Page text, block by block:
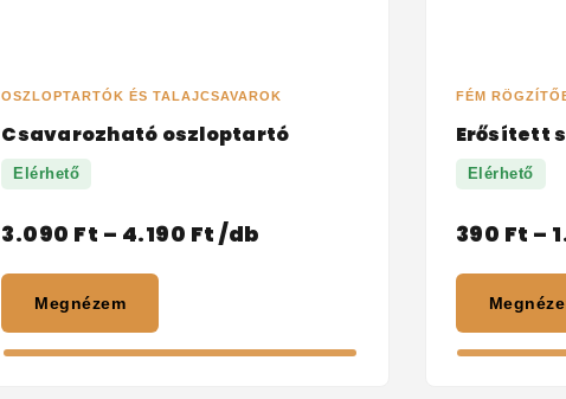
OSZLOPTARTÓK ÉS TALAJCSAVAROK
Csavarozható oszloptartó
Elérhető
3.090 Ft – 4.190 Ft /db
Megnézem
FÉM
Erősített
Elérhető
390 Ft –